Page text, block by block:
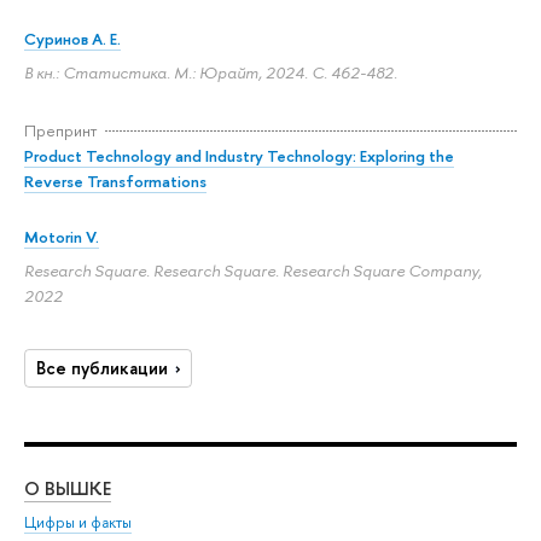
Суринов А. Е.
В кн.: Статистика. М.: Юрайт, 2024. С. 462-482.
Препринт
Product Technology and Industry Technology: Exploring the
Reverse Transformations
Motorin V.
Research Square. Research Square. Research Square Company,
2022
Все публикации
О ВЫШКЕ
Цифры и факты